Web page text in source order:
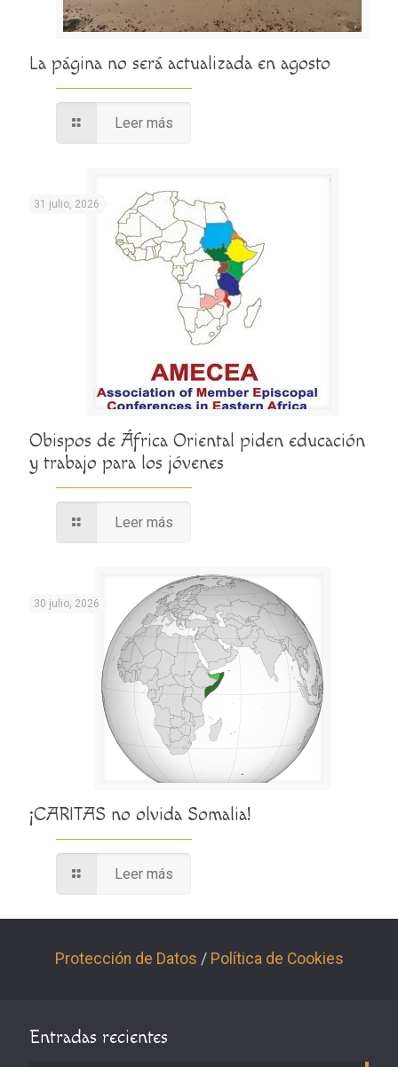
La página no será actualizada en agosto
Leer más
31 julio, 2026
Obispos de África Oriental piden educación
y trabajo para los jóvenes
Leer más
30 julio, 2026
¡CARITAS no olvida Somalia!
Leer más
Protección de Datos / Política de Cookies
Entradas recientes